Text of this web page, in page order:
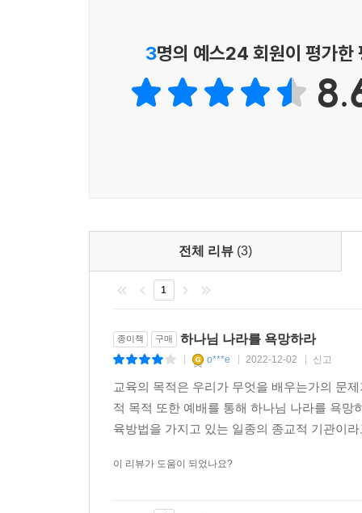
---「6장 욕망의 교육」중에서
하나님 나라를 상상하라
나는 내 생각과 내 행동 사이에 큰 간극이 있음을
코 푸드 코트에서 웬델 베리의 책을 읽고 있었다
것이 바로 이 책의 핵심에 자리한 직관이다.
--- 「서론: 감정의 교육」중에서
나는 이해하기 위해 지각한다. 메를로퐁티는 지
적으로 다른 (그리고 일차적인) 방식, 몸으로 세
그렇다고 해서 지각과 객관적 지식 사이에 아무
예배와 그리스도인의 삶에 관한 탁월한 문화 신학!
철학과 신학뿐만 아니라 음악, 영화, 시, 소설 등
독자 대상
- 세상 속에서 제자도의 방향과 내용을 근본적으로
- 현대 사회에서 교회 공동체의 존재 의미와 역할
- 참된 기독교 교육의 본질을 찾고 현실적인 실천
- 올바른 예배의 자리를 고민하고 살아 있는 예배
- 기독교 세계관의 진일보한 논의와 실천 방안에
추천의 말
오늘날 현대 문화와 신학과 철학을 아울러 이야
가운데 한 사람이다. 스미스는 인간은 예배하는
3명의 예스24 회원이 평가한
전체 리뷰 (3)
1
종이책 구매 하나님 나라를 욕망하라
o***e 2022-12-02 신고
교육의 목적은 우리가 무엇을 배우는가의 문
적 목적 또한 예배를 통해 하나님 나라를 욕
육방법을 가지고 있는 일종의 종교적 기관이
이 리뷰가 도움이 되었나요?